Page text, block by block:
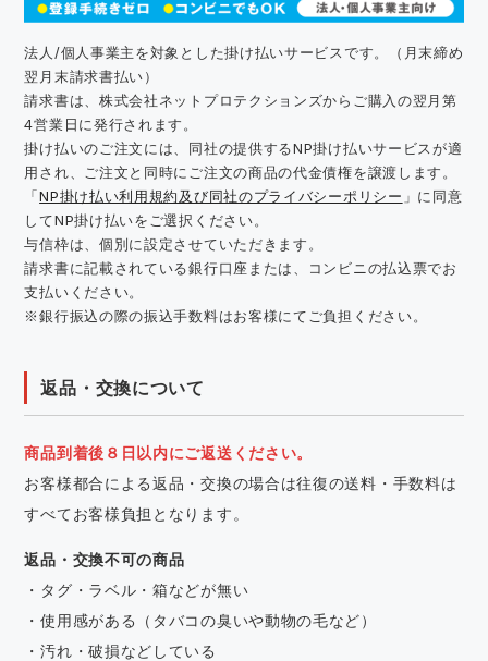
法人/個人事業主を対象とした掛け払いサービスです。（月末締め
翌月末請求書払い）
請求書は、株式会社ネットプロテクションズからご購入の翌月第
4営業日に発行されます。
掛け払いのご注文には、同社の提供するNP掛け払いサービスが適
用され、ご注文と同時にご注文の商品の代金債権を譲渡します。
「NP掛け払い利用規約及び同社のプライバシーポリシー 」に同意
してNP掛け払いをご選択ください。
与信枠は、個別に設定させていただきます。
請求書に記載されている銀行口座または、コンビニの払込票でお
支払いください。
※銀行振込の際の振込手数料はお客様にてご負担ください。
返品・交換について
商品到着後８日以内にご返送ください。
お客様都合による返品・交換の場合は往復の送料・手数料は
すべてお客様負担となります。
返品・交換不可の商品
・タグ・ラベル・箱などが無い
・使用感がある（タバコの臭いや動物の毛など）
・汚れ・破損などしている